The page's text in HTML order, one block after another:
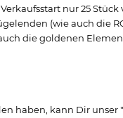
nur 25
(wie auch die
die goldenen
haben, kann Dir unser "